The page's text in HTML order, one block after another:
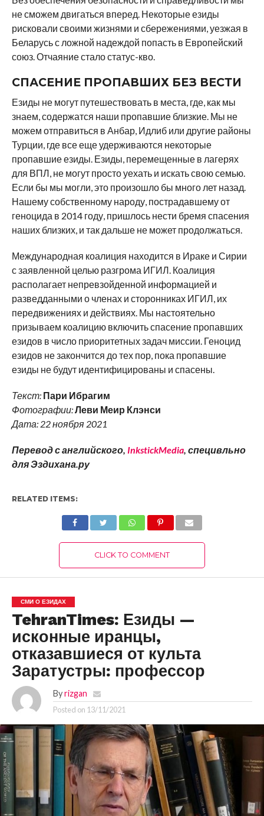
не сможем двигаться вперед. Некоторые езиды
рисковали своими жизнями и сбережениями, уезжая в
Беларусь с ложной надеждой попасть в Европейский
союз. Отчаяние стало статус-кво.
СПАСЕНИЕ ПРОПАВШИХ БЕЗ ВЕСТИ
Езиды не могут путешествовать в места, где, как мы
знаем, содержатся наши пропавшие близкие. Мы не
можем отправиться в Анбар, Идлиб или другие районы
Турции, где все еще удерживаются некоторые
пропавшие езиды. Езиды, перемещенные в лагерях
для ВПЛ, не могут просто уехать и искать свою семью.
Если бы мы могли, это произошло бы много лет назад.
Нашему собственному народу, пострадавшему от
геноцида в 2014 году, пришлось нести бремя спасения
наших близких, и так дальше не может продолжаться.
Международная коалиция находится в Ираке и Сирии
с заявленной целью разгрома ИГИЛ. Коалиция
располагает непревзойденной информацией и
разведданными о членах и сторонниках ИГИЛ, их
передвижениях и действиях. Мы настоятельно
призываем коалицию включить спасение пропавших
езидов в число приоритетных задач миссии. Геноцид
езидов не закончится до тех пор, пока пропавшие
езиды не будут идентифицированы и спасены.
Текст: Пари Ибрагим
Фотографии:Леви Меир Клэнси
Дата: 22 ноября 2021
Перевод с английского, InkstickMedia, специвльно
для Эздихана.ру
RELATED ITEMS:
CLICK TO COMMENT
СМИ О ЕЗИДАХ
TehranTimes: Езиды —
исконные иранцы,
отказавшиеся от культа
Заратустры: профессор
By rizgan
Posted on 13/11/2021